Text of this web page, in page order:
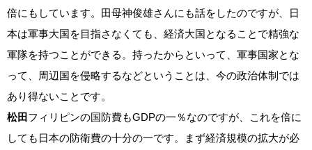
倍にもしています。田母神俊雄さんにも話をしたのですが、日
本は軍事大国を目指さなくても、経済大国となることで精強な
軍隊を持つことができる。持ったからといって、軍事国家とな
って、周辺国を侵略するなどということは、今の政治体制では
あり得ないことです。
松田 フィリピンの国防費もGDPの一％なのですが、これを倍に
しても日本の防衛費の十分の一です。まず経済規模の拡大が必